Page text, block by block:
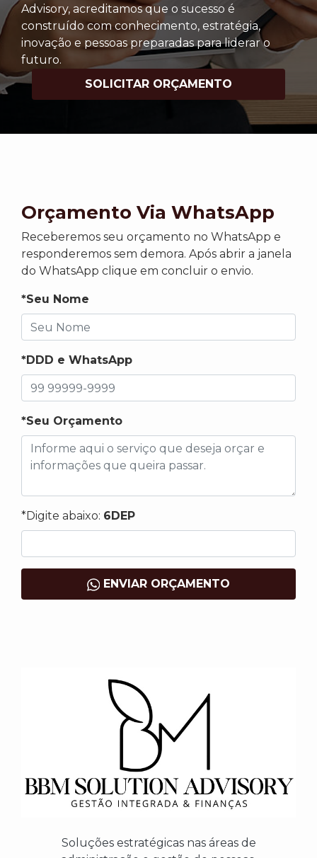
Advisory, acreditamos que o sucesso é
construído com conhecimento, estratégia,
inovação e pessoas preparadas para liderar o
futuro.
SOLICITAR ORÇAMENTO
Orçamento Via WhatsApp
Receberemos seu orçamento no WhatsApp e
responderemos sem demora. Após abrir a janela
do WhatsApp clique em concluir o envio.
*Seu Nome
*DDD e WhatsApp
*Seu Orçamento
*Digite abaixo: 6DEP
ENVIAR ORÇAMENTO
Soluções estratégicas nas áreas de